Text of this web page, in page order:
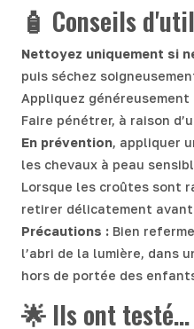
🧴 Conseils
Nettoyez uniquement si
puis séchez
Appliquez
Faire pénétrer, à raison
En prévention, appliquer
les chevaux à peau
Lorsque les croûtes sont
retirer délicatement
Précautions : Bien
l’abri de la lumière, dans
hors de portée des
🌟 Ils ont testé…